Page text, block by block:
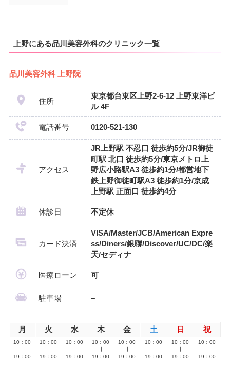
上野にある品川美容外科のクリニック一覧
品川美容外科 上野院
住所
東京都台東区上野2-6-12 上野東洋ビ
ル 4F
電話番号 0120-521-130
アクセス
JR上野駅 不忍口 徒歩約5分/JR御徒
町駅 北口 徒歩約5分/東京メトロ上
野広小路駅A3 徒歩約1分/都営地下
鉄上野御徒町駅A3 徒歩約1分/京成
上野駅 正面口 徒歩約4分
休診日 不定休
カード決済
VISA/Master/JCB/American Expre
ss/Diners/銀聯/Discover/UC/DC/楽
天/セディナ
医療ローン 可
駐車場 –
月 火 水 木 金 土 日 祝
10：00
19：00
10：00
19：00
10：00
19：00
10：00
19：00
10：00
19：00
10：00
19：00
10：00
19：00
10：00
19：00